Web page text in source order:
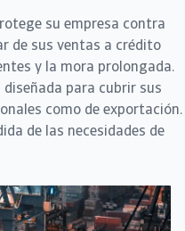
su empresa contra
de sus ventas a crédito
y la mora prolongada.
para cubrir sus
como de exportación.
de las necesidades de